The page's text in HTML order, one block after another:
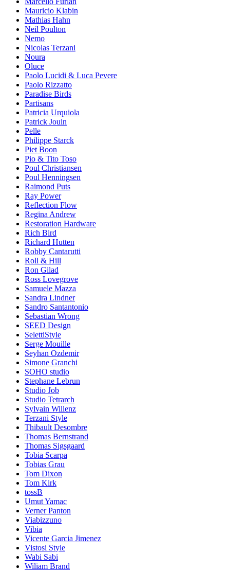
Mauricio Klabin
Mathias Hahn
Neil Poulton
Nemo
Nicolas Terzani
Noura
Oluce
Paolo Lucidi & Luca Pevere
Paolo Rizzatto
Paradise Birds
Partisans
Patricia Urquiola
Patrick Jouin
Pelle
Philippe Starck
Piet Boon
Pio & Tito Toso
Poul Christiansen
Poul Henningsen
Raimond Puts
Ray Power
Reflection Flow
Regina Andrew
Restoration Hardware
Rich Bird
Richard Hutten
Robby Cantarutti
Roll & Hill
Ron Gilad
Ross Lovegrove
Samuele Mazza
Sandra Lindner
Sandro Santantonio
Sebastian Wrong
SEED Design
SelettiStyle
Serge Mouille
Seyhan Ozdemir
Simone Granchi
SOHO studio
Stephane Lebrun
Studio Job
Studio Tetrarch
Sylvain Willenz
Terzani Style
Thibault Desombre
Thomas Bernstrand
Thomas Sigsgaard
Tobia Scarpa
Tobias Grau
Tom Dixon
Tom Kirk
tossB
Umut Yamac
Verner Panton
Viabizzuno
Vibia
Vicente Garcia Jimenez
Vistosi Style
Wabi Sabi
Wiliam Brand